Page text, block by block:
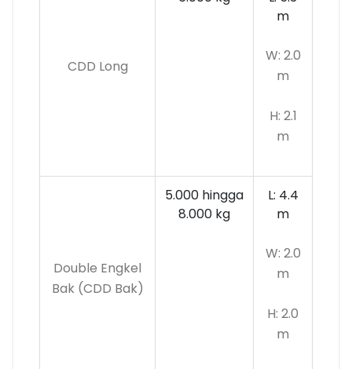
CDD Long
m
W: 2.0
m
H: 2.1
m
Double Engkel
Bak (CDD Bak)
5.000 hingga
8.000 kg
L: 4.4
m
W: 2.0
m
H: 2.0
m